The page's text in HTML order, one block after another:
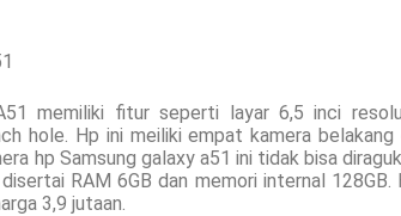
memiliki fitur seperti layar 6,5 inci
hole. Hp ini meiliki empat kamera
hp Samsung galaxy a51 ini tidak bisa
RAM 6GB dan memori internal 128GB.
3,9 jutaan.